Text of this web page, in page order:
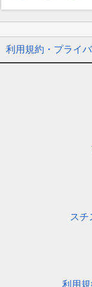
利用規約・プライ
スチ
利用